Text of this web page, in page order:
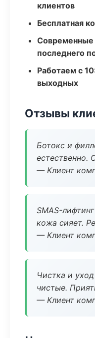
клиентов
Бесплатная
Современные
последнего
Работаем с
выходных
Отзывы
Ботокс и
естественно.
— Клиент
SMAS-
кожа сияет.
— Клиент
Чистка и
чистые.
— Клиент